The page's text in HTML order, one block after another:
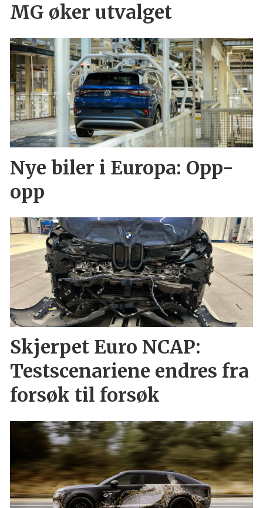
MG øker utvalget
Nye biler i Europa: Opp-
opp
Skjerpet Euro NCAP:
Testscenariene endres fra
forsøk til forsøk